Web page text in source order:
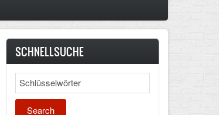
SCHNELLSUCHE
Search